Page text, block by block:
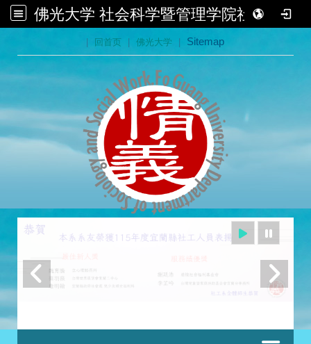
佛光大学 社会科学暨管理学院社会学系
| 回首页 | 佛光大学 | Sitemap